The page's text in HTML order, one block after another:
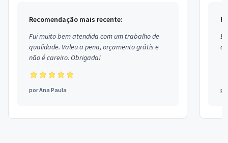
Recomendação mais recente:
Fui muito bem atendida com um trabalho de
qualidade. Valeu a pena, orçamento grátis e
não é careiro. Obrigada!
porAna Paula